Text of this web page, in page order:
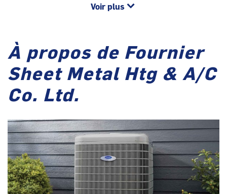
Voir plus
À propos de Fournier
Sheet Metal Htg & A/C
Co. Ltd.